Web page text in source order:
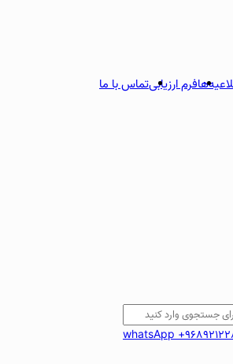
فرم ارزیابیتماس با ما